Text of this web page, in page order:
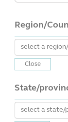
Region/
Close
State/